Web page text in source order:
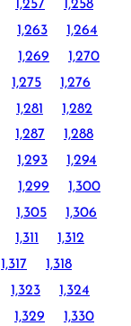
1,257
1,258
1,263
1,264
1,269
1,270
1,275
1,276
1,281
1,282
1,287
1,288
1,293
1,294
1,299
1,300
1,305
1,306
1,311
1,312
1,317
1,318
1,323
1,324
1,329
1,330